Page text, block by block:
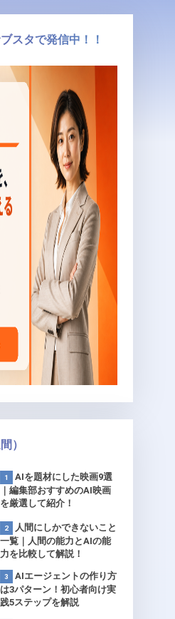
スタで発信中！！
）
AIを題材にした映画9選
｜編集部おすすめのAI映画
を厳選して紹介！
人間にしかできないこと
一覧｜人間の能力とAIの能
力を比較して解説！
AIエージェントの作り方
は3パターン！初心者向け実
践5ステップを解説